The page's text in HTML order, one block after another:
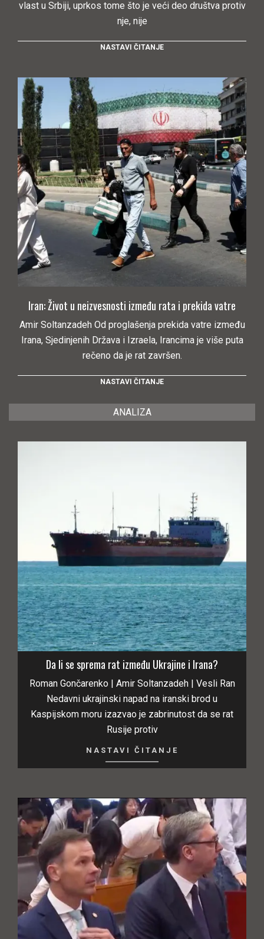
vlast u Srbiji, uprkos tome što je veći deo društva protiv
nje, nije
NASTAVI ČITANJE
Iran: Život u neizvesnosti između rata i prekida vatre
Amir Soltanzadeh Od proglašenja prekida vatre između
Irana, Sjedinjenih Država i Izraela, Irancima je više puta
rečeno da je rat završen.
NASTAVI ČITANJE
ANALIZA
Da li se sprema rat između Ukrajine i Irana?
Roman Gončarenko | Amir Soltanzadeh | Vesli Ran
Nedavni ukrajinski napad na iranski brod u
Kaspijskom moru izazvao je zabrinutost da se rat
Rusije protiv
NASTAVI ČITANJE